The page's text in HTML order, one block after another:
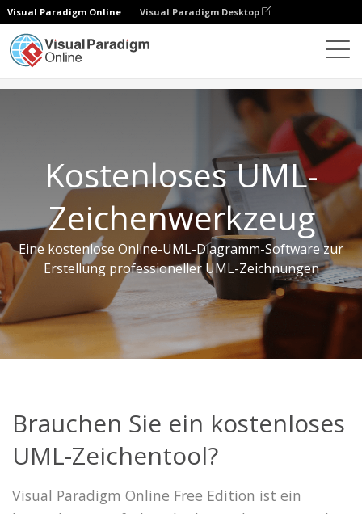
Visual Paradigm Online Visual Paradigm Desktop
Kostenloses UML-
Zeichenwerkzeug
Eine kostenlose Online-UML-Diagramm-Software zur
Erstellung professioneller UML-Zeichnungen
Brauchen Sie ein kostenloses
UML-Zeichentool?
Visual Paradigm Online Free Edition ist ein